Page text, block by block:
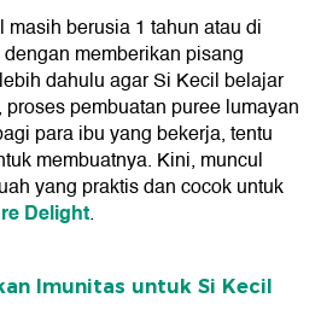
berusia 1 tahun atau di
memberikan pisang
dahulu agar Si Kecil belajar
pembuatan puree lumayan
para ibu yang bekerja, tentu
membuatnya. Kini, muncul
yang praktis dan cocok untuk
Delight.
Imunitas untuk Si Kecil